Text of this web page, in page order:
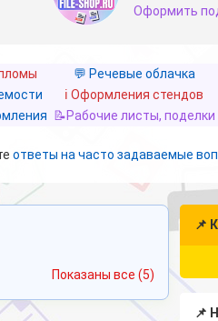
Оформить
💬 Речевые облачка
ℹ️ Оформления стендов
📝Рабочие листы, поделки
ответы на часто задаваемые
Показаны все (5)
самые
недавние
📌
📌